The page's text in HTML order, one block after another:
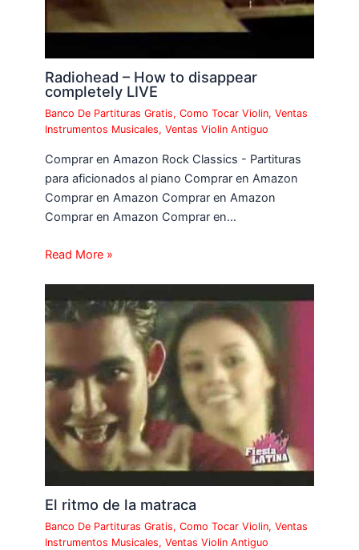
Radiohead – How to disappear
completely LIVE
Banco De Partituras Gratis,Como Tocar Violin,Ventas
Instrumentos Musicales,Ventas Violin Antiguo
Comprar en Amazon Rock Classics - Partituras
para aficionados al piano Comprar en Amazon
Comprar en Amazon Comprar en Amazon
Comprar en Amazon Comprar en…
Read More »
El ritmo de la matraca
Banco De Partituras Gratis,Como Tocar Violin,Ventas
Instrumentos Musicales,Ventas Violin Antiguo